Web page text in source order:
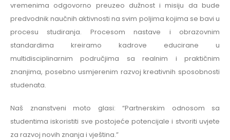
vremenima odgovorno preuzeo dužnost i misiju da bude
predvodnik naučnih aktivnosti na svim poljima kojima se bavi u
procesu studiranja. Procesom nastave i obrazovnim
standardima kreiramo kadrove educirane u
multidisciplinarnim područjima sa realnim i praktičnim
znanjima, posebno usmjerenim razvoj kreativnih sposobnosti
studenata.
Naš znanstveni moto glasi: “Partnerskim odnosom sa
studentima iskoristiti sve postojeće potencijale i stvoriti uvjete
za razvoj novih znanja i vještina.”